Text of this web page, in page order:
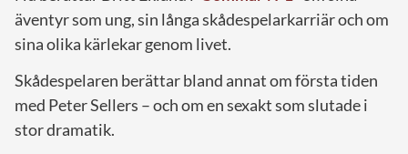
äventyr som ung, sin långa skådespelarkarriär och om
sina olika kärlekar genom livet.
Skådespelaren berättar bland annat om första tiden
med Peter Sellers – och om en sexakt som slutade i
stor dramatik.